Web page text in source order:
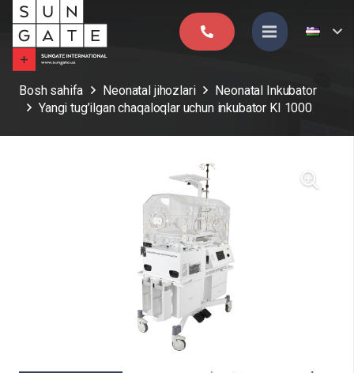
Bosh sahifa Neonatal jihozlari
Neonatal Inkubator
Yangi tug’ilgan chaqaloqlar uchun inkubator KI 1000